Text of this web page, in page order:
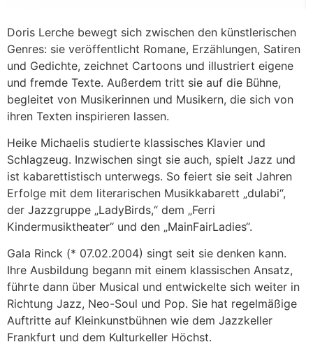
Doris Lerche bewegt sich zwischen den künstlerischen
Genres: sie veröffentlicht Romane, Erzählungen, Satiren
und Gedichte, zeichnet Cartoons und illustriert eigene
und fremde Texte. Außerdem tritt sie auf die Bühne,
begleitet von Musikerinnen und Musikern, die sich von
ihren Texten inspirieren lassen.
Heike Michaelis studierte klassisches Klavier und
Schlagzeug. Inzwischen singt sie auch, spielt Jazz und
ist kabarettistisch unterwegs. So feiert sie seit Jahren
Erfolge mit dem literarischen Musikkabarett „dulabi“,
der Jazzgruppe „LadyBirds,“ dem „Ferri
Kindermusiktheater“ und den „MainFairLadies“.
Gala Rinck (* 07.02.2004) singt seit sie denken kann.
Ihre Ausbildung begann mit einem klassischen Ansatz,
führte dann über Musical und entwickelte sich weiter in
Richtung Jazz, Neo-Soul und Pop. Sie hat regelmäßige
Auftritte auf Kleinkunstbühnen wie dem Jazzkeller
Frankfurt und dem Kulturkeller Höchst.